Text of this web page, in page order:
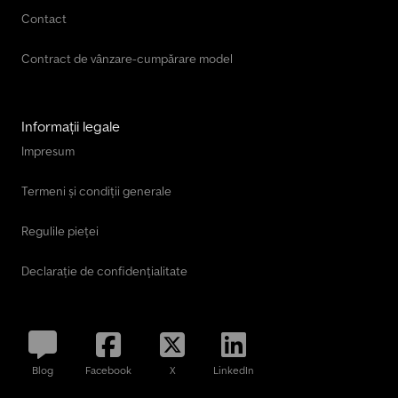
Contact
Contract de vânzare-cumpărare model
Informații legale
Impresum
Termeni și condiții generale
Regulile pieței
Declarație de confidențialitate
Blog Facebook X LinkedIn